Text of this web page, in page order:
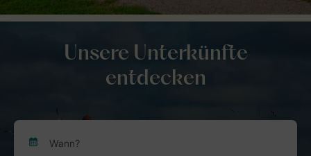
Unsere Unterkünfte
entdecken